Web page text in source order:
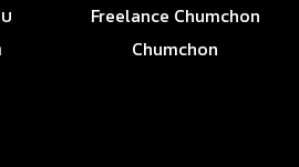
Freelance Chumchon
Chumchon